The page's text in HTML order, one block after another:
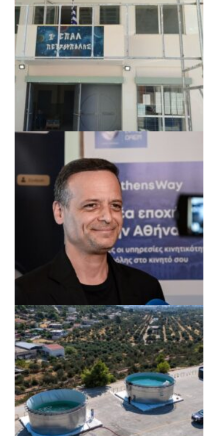
Δήμος Ηρακλείου Αττικής: Συμβάσεις
645.000 ευρώ για τη φροντίδα των
αδέσποτων ζώων
πριν από 3 μέρες
Περιφέρεια Θεσσαλίας: Νέος
ιατροτεχνολογικός εξοπλισμός και
αναβάθμιση του ΚΕΦΙΑΠ Καρδίτσας
πριν από 3 μέρες
Δήμος Αθηναίων: 651 δημότες συμμετείχαν
στις δράσεις διατροφικής υποστήριξης
ΤΟΠΙΚΗ ΑΥΤΟΔΙΟΙΚΗΣΗ 07/08/2026 · 17:45
Δήμος Πετρούπολης: Εργασίες
συντήρησης σε σχολεία και αθλητικές
εγκαταστάσεις
ΡΕΠΟΡΤΑΖ | 07/08/2026 · 17:27
Ο Δούκας για έργα, καθαριότητα και τη
μάχη των επόμενων εκλογών: «Η καλύτερη
μου να κατέβει ο Μπακογιάννης»